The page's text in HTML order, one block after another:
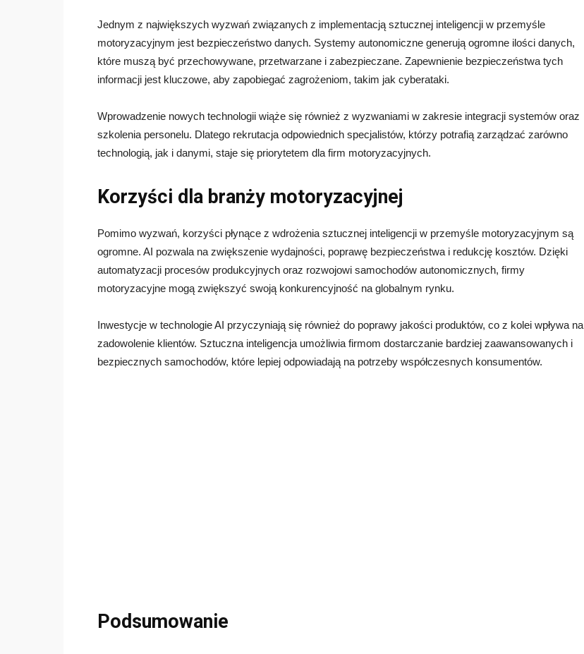
Jednym z największych wyzwań związanych z implementacją sztucznej inteligencji w przemyśle
motoryzacyjnym jest bezpieczeństwo danych. Systemy autonomiczne generują ogromne ilości danych,
które muszą być przechowywane, przetwarzane i zabezpieczane. Zapewnienie bezpieczeństwa tych
informacji jest kluczowe, aby zapobiegać zagrożeniom, takim jak cyberataki.
Wprowadzenie nowych technologii wiąże się również z wyzwaniami w zakresie integracji systemów oraz
szkolenia personelu. Dlatego rekrutacja odpowiednich specjalistów, którzy potrafią zarządzać zarówno
technologią, jak i danymi, staje się priorytetem dla firm motoryzacyjnych.
Korzyści dla branży motoryzacyjnej
Pomimo wyzwań, korzyści płynące z wdrożenia sztucznej inteligencji w przemyśle motoryzacyjnym są
ogromne. AI pozwala na zwiększenie wydajności, poprawę bezpieczeństwa i redukcję kosztów. Dzięki
automatyzacji procesów produkcyjnych oraz rozwojowi samochodów autonomicznych, firmy
motoryzacyjne mogą zwiększyć swoją konkurencyjność na globalnym rynku.
Inwestycje w technologie AI przyczyniają się również do poprawy jakości produktów, co z kolei wpływa na
zadowolenie klientów. Sztuczna inteligencja umożliwia firmom dostarczanie bardziej zaawansowanych i
bezpiecznych samochodów, które lepiej odpowiadają na potrzeby współczesnych konsumentów.
Podsumowanie